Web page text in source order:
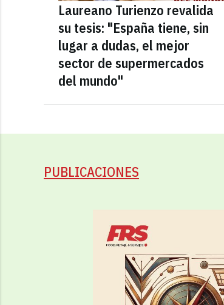
Laureano Turienzo revalida
su tesis: "España tiene, sin
lugar a dudas, el mejor
sector de supermercados
del mundo"
PUBLICACIONES